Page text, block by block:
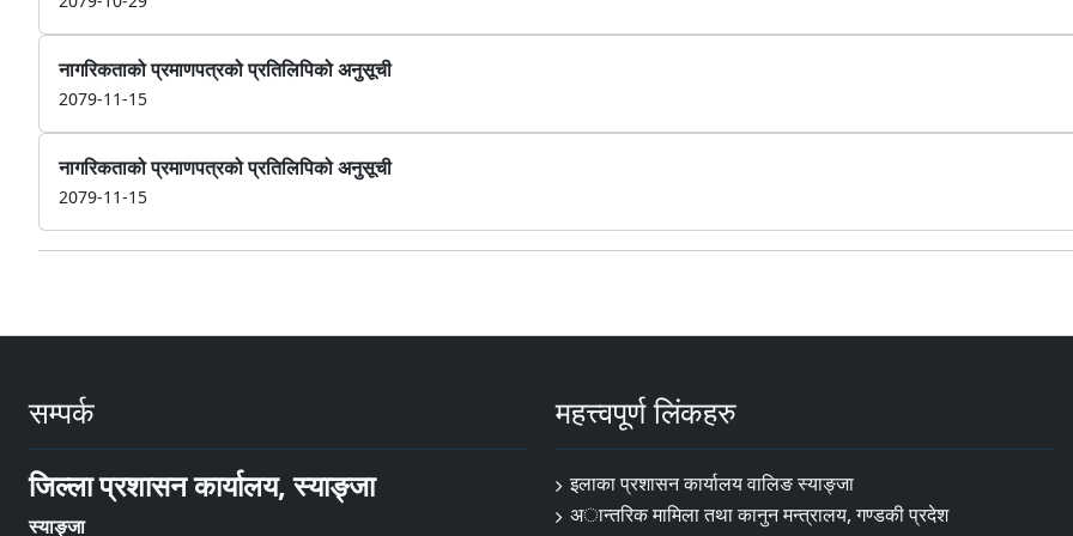
नागरिकताको प्रमाणपत्रको प्रतिलिपिको अनुसूची
2079-11-15
नागरिकताको प्रमाणपत्रको प्रतिलिपिको अनुसूची
2079-11-15
सम्पर्क
जिल्ला प्रशासन कार्यालय, स्याङ्जा
स्याङ्जा
महत्त्वपूर्ण लिंकहरु
इलाका प्रशासन कार्यालय वालिङ स्याङ्जा
अान्तरिक मामिला तथा कानुन मन्त्रालय, गण्डकी प्रदेश